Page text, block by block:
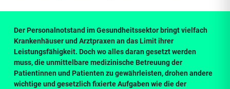
Der Personalnotstand im Gesundheitssektor bringt vielfach
Krankenhäuser und Arztpraxen an das Limit ihrer
Leistungsfähigkeit. Doch wo alles daran gesetzt werden
muss, die unmittelbare medizinische Betreuung der
Patientinnen und Patienten zu gewährleisten, drohen andere
wichtige und gesetzlich fixierte Aufgaben wie die der